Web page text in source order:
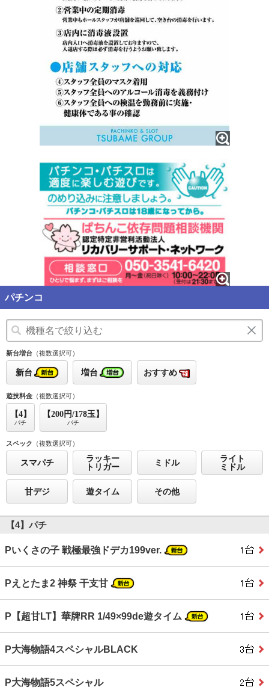
パチンコ
新台増台 （複数選択可）
新台 増台 おすすめ
遊技料金 （複数選択可）
【4】
パチ
【200円/178玉】
パチ
スペック （複数選択可）
スマパチ
ラッキー
トリガー
ミドル
ライト
ミドル
甘デジ 遊タイム その他
【4】パチ
Pいくさの子 戦極最強ドデカ199ver.
Pえとたま2 神祭 干支甘
P【超甘LT】華牌RR 1/49×99de遊タイム
P大海物語4スペシャルBLACK
P大海物語5スペシャル